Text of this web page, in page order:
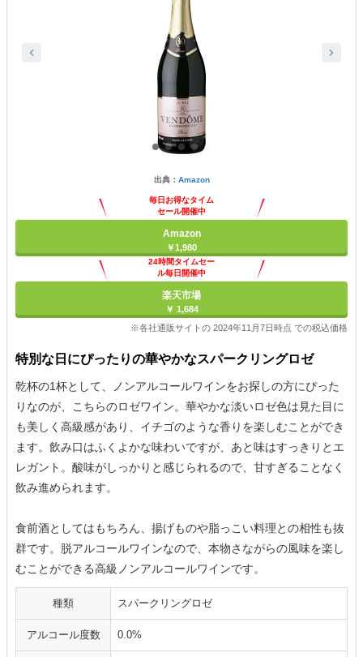
出典： Amazon
毎日お得なタイム
セール開催中
Amazon
￥1,980
24時間タイムセー
ル毎日開催中
楽天市場
￥ 1,684
※各社通販サイトの 2024年11月7日時点 での税込価格
特別な日にぴったりの華やかなスパークリングロゼ
乾杯の1杯として、ノンアルコールワインをお探しの方にぴった
りなのが、こちらのロゼワイン。華やかな淡いロゼ色は見た目に
も美しく高級感があり、イチゴのような香りを楽しむことができ
ます。飲み口はふくよかな味わいですが、あと味はすっきりとエ
レガント。酸味がしっかりと感じられるので、甘すぎることなく
飲み進められます。
食前酒としてはもちろん、揚げものや脂っこい料理との相性も抜
群です。脱アルコールワインなので、本物さながらの風味を楽し
むことができる高級ノンアルコールワインです。
種類 スパークリングロゼ
アルコール度数 0.0%